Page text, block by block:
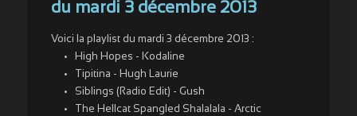
du mardi 3 décembre 2013
Voici la playlist du mardi 3 décembre 2013 :
High Hopes - Kodaline
Tipitina - Hugh Laurie
Siblings (Radio Edit) - Gush
The Hellcat Spangled Shalalala - Arctic